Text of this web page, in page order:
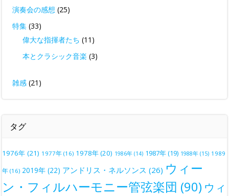
演奏会の感想 (25)
特集 (33)
偉大な指揮者たち (11)
本とクラシック音楽 (3)
雑感 (21)
タグ
1976年 (21) 1977年 (16) 1978年(20) 1986年 (14) 1987年(19) 1988年 (15) 1989
年 (16) 2019年 (22) アンドリス・ネルソンス (26) ウィー
ン・フィルハーモニー管弦楽団 (90) ウィ